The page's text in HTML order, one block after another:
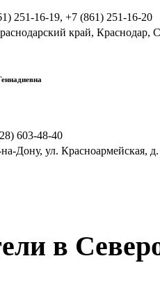
251-16-19, +7 (861) 251-16-20
край, Краснодар,
603-48-40
на-Дону, ул. Красноармейская,
в